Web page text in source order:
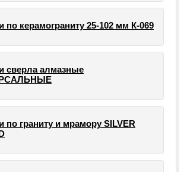
по керамограниту 25-102 мм К-069
сверла алмазные
по граниту и мрамору SILVER